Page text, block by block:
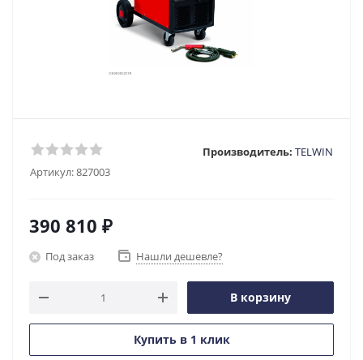
Артикул:827003
Производитель: TELWIN
390 810 ₽
Под заказ Нашли дешевле?
В корзину
Купить в 1 клик